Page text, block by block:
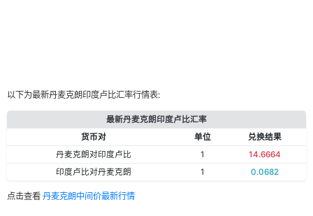
以下为最新丹麦克朗印度卢比汇率行情表:
最新丹麦克朗印度卢比汇率
货币对
单位
兑换结果
丹麦克朗对印度卢比
1
14.6664
印度卢比对丹麦克朗
1 0.0682
点击查看 丹麦克朗中间价最新行情